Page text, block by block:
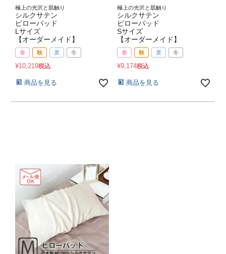
極上の光沢と肌触り
シルクサテン
ピローパッド
Lサイズ
【オーダーメイド】
春 秋 夏 冬
¥10,219税込
商品を見る
極上の光沢と肌触り
シルクサテン
ピローパッド
Sサイズ
【オーダーメイド】
春 秋 夏 冬
¥9,174税込
商品を見る